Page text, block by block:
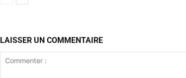
LAISSER UN COMMENTAIRE